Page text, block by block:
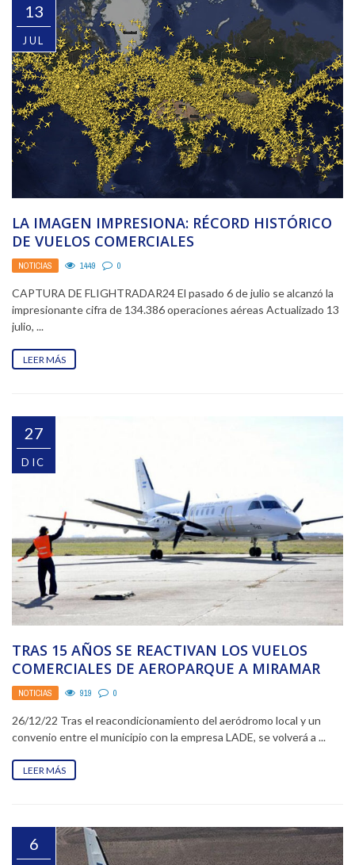
13
JUL
LA IMAGEN IMPRESIONA: RÉCORD HISTÓRICO
DE VUELOS COMERCIALES
NOTICIAS 1449 0
CAPTURA DE FLIGHTRADAR24 El pasado 6 de julio se alcanzó la
impresionante cifra de 134.386 operaciones aéreas Actualizado 13
julio, ...
LEER MÁS
27
DIC
TRAS 15 AÑOS SE REACTIVAN LOS VUELOS
COMERCIALES DE AEROPARQUE A MIRAMAR
NOTICIAS 919 0
26/12/22 Tras el reacondicionamiento del aeródromo local y un
convenio entre el municipio con la empresa LADE, se volverá a ...
LEER MÁS
6